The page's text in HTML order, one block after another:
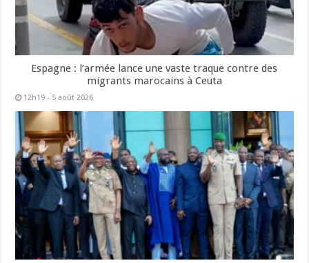
Espagne : l’armée lance une vaste traque contre des
migrants marocains à Ceuta
12h19 - 5 août 2026